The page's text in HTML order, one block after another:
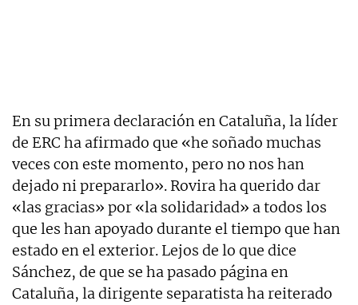
En su primera declaración en Cataluña, la líder
de ERC ha afirmado que «he soñado muchas
veces con este momento, pero no nos han
dejado ni prepararlo». Rovira ha querido dar
«las gracias» por «la solidaridad» a todos los
que les han apoyado durante el tiempo que han
estado en el exterior. Lejos de lo que dice
Sánchez, de que se ha pasado página en
Cataluña, la dirigente separatista ha reiterado